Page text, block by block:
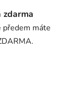
zdarma
předem máte